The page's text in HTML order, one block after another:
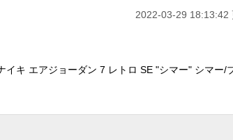
2022-03-29 18:13:42
イキ エアジョーダン 7 レトロ SE "シマー" シマー/